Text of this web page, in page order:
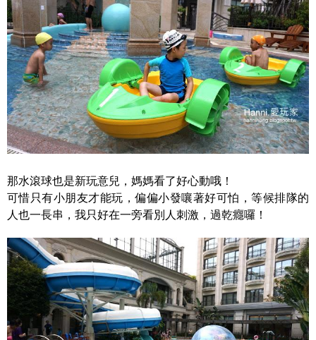
那水滾球也是新玩意兒，媽媽看了好心動哦！
可惜只有小朋友才能玩，偏偏小發嚷著好可怕，等候排隊的
人也一長串，我只好在一旁看別人刺激，過乾癮囉！